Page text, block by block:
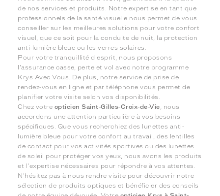
de nos services et produits. Notre expertise en tant que
professionnels de la santé visuelle nous permet de vous
conseiller sur les meilleures solutions pour votre confort
visuel, que ce soit pour la conduite de nuit, la protection
anti-lumière bleue ou les verres solaires.
Pour votre tranquillité d'esprit, nous proposons
l'assurance casse, perte et vol avec notre programme
Krys Avec Vous. De plus, notre service de prise de
rendez-vous en ligne et par téléphone vous permet de
planifier votre visite selon vos disponibilités.
Chez votre opticien Saint-Gilles-Croix-de-Vie, nous
accordons une attention particulière à vos besoins
spécifiques. Que vous recherchiez des lunettes anti-
lumière bleue pour votre confort au travail, des lentilles
de contact pour vos activités sportives ou des lunettes
de soleil pour protéger vos yeux, nous avons les produits
et l'expertise nécessaires pour répondre à vos attentes.
N'hésitez pas à nous rendre visite pour découvrir notre
sélection de produits optiques et bénéficier des conseils